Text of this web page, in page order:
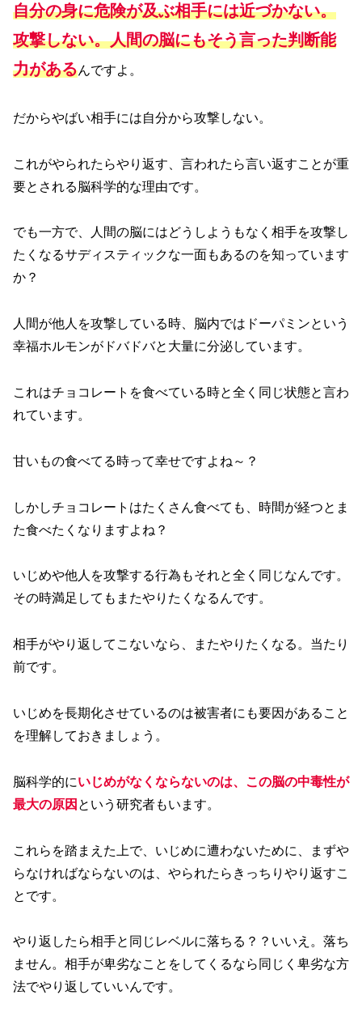
自分の身に危険が及ぶ相手には近づかない。
攻撃しない。人間の脳にもそう言った判断能
力があるんですよ。
だからやばい相手には自分から攻撃しない。
これがやられたらやり返す、言われたら言い返すことが重
要とされる脳科学的な理由です。
でも一方で、人間の脳にはどうしようもなく相手を攻撃し
たくなるサディスティックな一面もあるのを知っています
か？
人間が他人を攻撃している時、脳内ではドーパミンという
幸福ホルモンがドバドバと大量に分泌しています。
これはチョコレートを食べている時と全く同じ状態と言わ
れています。
甘いもの食べてる時って幸せですよね～？
しかしチョコレートはたくさん食べても、時間が経つとま
た食べたくなりますよね？
いじめや他人を攻撃する行為もそれと全く同じなんです。
その時満足してもまたやりたくなるんです。
相手がやり返してこないなら、またやりたくなる。当たり
前です。
いじめを長期化させているのは被害者にも要因があること
を理解しておきましょう。
脳科学的にいじめがなくならないのは、この脳の中毒性が
最大の原因 という研究者もいます。
これらを踏まえた上で、いじめに遭わないために、まずや
らなければならないのは、やられたらきっちりやり返すこ
とです。
やり返したら相手と同じレベルに落ちる？？いいえ。落ち
ません。相手が卑劣なことをしてくるなら同じく卑劣な方
法でやり返していいんです。